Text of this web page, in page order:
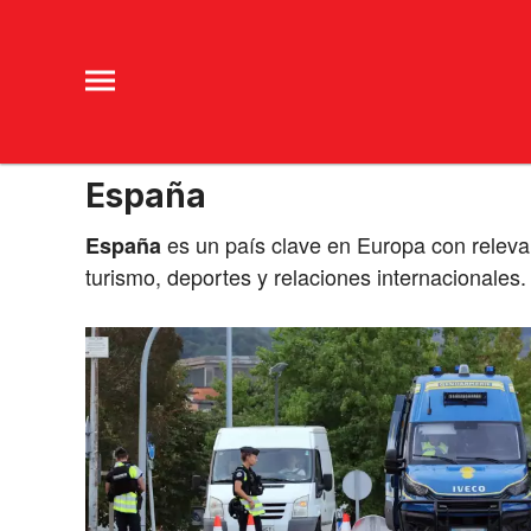
España
Españaes un país clave en Europa con
turismo, deportes y relaciones internacionales.